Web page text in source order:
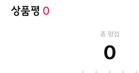
상품평 0
총 평점
0